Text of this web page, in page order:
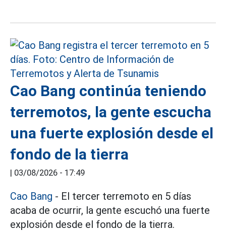
Cao Bang continúa teniendo
terremotos, la gente escucha
una fuerte explosión desde el
fondo de la tierra
| 03/08/2026 - 17:49
Cao Bang - El tercer terremoto en 5 días
acaba de ocurrir, la gente escuchó una fuerte
explosión desde el fondo de la tierra.